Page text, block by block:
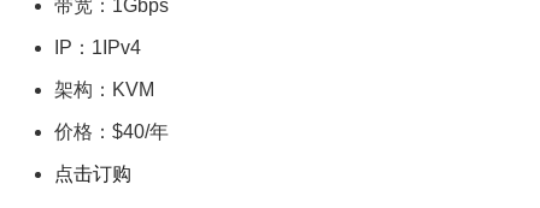
带宽：1Gbps
IP：1IPv4
架构：KVM
价格：$40/年
点击订购